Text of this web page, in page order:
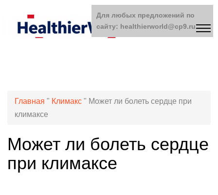
Главная " Климакс " Может ли болеть сердце при
климаксе
Может ли болеть сердце
при климаксе
Для любых предложений по
сайту: healthierworld@cp9.ru